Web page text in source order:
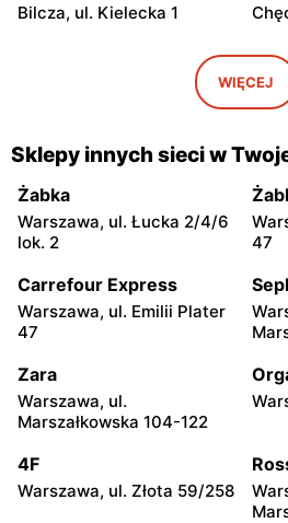
Bilcza, ul. Kielecka 1
Iwaniska, ul. Ujazdowska 5
Gorzyce, ul. Szkolna 44
moje sklepy
Jadachy, ul. Jadachy 111
Kazimierza Wielka, ul.
Kolejowa 15
Górki, ul. Górki 71
Iwierzyce, ul. Iwierzyce
152A
61
WIĘCEJ
Sklepy innych sieci w
Żabka
Warszawa, ul. Łucka 2/4/6
lok. 2
47
Carrefour Express
Warszawa, ul. Emilii Plater
47
Zara
Warszawa, ul.
Marszałkowska 104-122
4F
Warszawa, ul. Złota 59/258